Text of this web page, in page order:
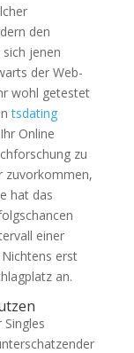
den
jenen
der Web-
wohl getestet
tsdating
Online
zu
zuvorkommen,
hat das
einer
erst
an.